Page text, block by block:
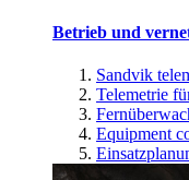
Betrieb und
Sandvik
Telemetrie
Equipment